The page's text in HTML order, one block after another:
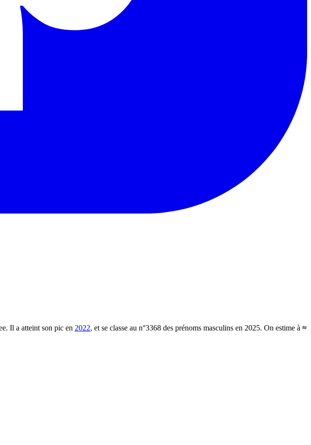
Il a atteint son pic en 2022, et se classe au n°3368 des prénoms masculins en 2025. On estime à ≈